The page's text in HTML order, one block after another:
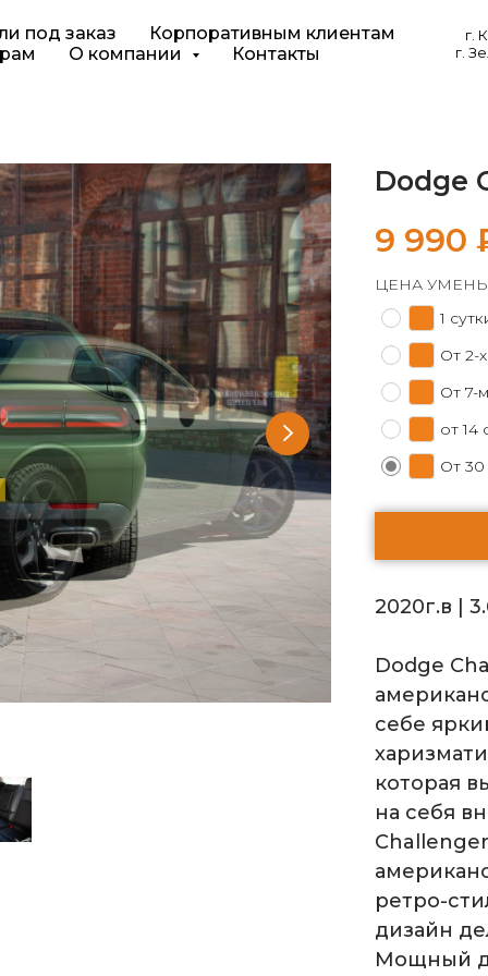
под заказ
Корпоративным клиентам
О компании Контакты
г.
г.
Dodge
9 990
ЦЕНА
1
От 2-
От 7-
от 14
От 30
2020г.в |
Dodge
себе
которая
на себя
ретро-
дизайн
Мощный